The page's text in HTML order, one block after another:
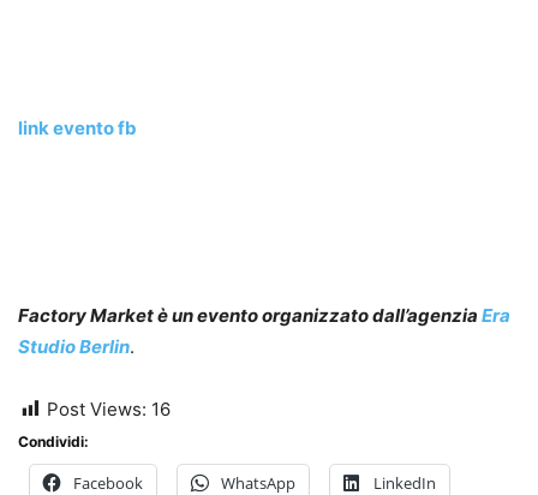
link evento fb
Factory Market è un evento organizzato dall’agenzia Era
Studio Berlin.
Post Views: 16
Condividi:
Facebook WhatsApp LinkedIn